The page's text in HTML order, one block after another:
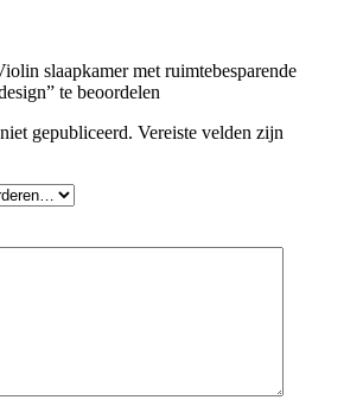
slaapkamer met ruimtebesparende
te beoordelen
gepubliceerd. Vereiste velden zijn